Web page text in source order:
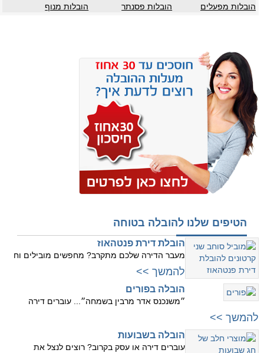
הובלות מפעלים
הובלות פסנתר הובלות מנוף
הטיפים שלנו להובלה בטוחה
הובלת דירת פנטהאוז
מעבר הדירה שלכם מתקרב? מחפשים מובילים וח
להמשך >>
הובלה בפורים
״משנכנס אדר מרבין בשמחה״... עוברים דירה
להמשך >>
הובלה בשבועות
עוברים דירה או עסק בקרוב? רוצים לנצל את